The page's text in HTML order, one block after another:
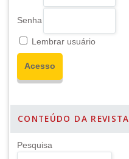
Senha
Lembrar usuário
CONTEÚDO DA REVISTA
Pesquisa